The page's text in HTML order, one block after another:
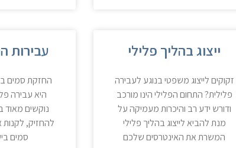
ייצוג בהליך פלילי
זקוקים לייצוג משפטי בנוגע לעבירה
פלילית? התחום הפלילי הינו מורכב
ודורש ידע רב והיכרות מעמיקה על
מנת להביא לייצוג בהליך פלילי
המשרת את האינטרסים שלכם
עבירות
החזקת סמים
היא עבירה
נוקשים מאוד
להחזיק, לקנות
סמים